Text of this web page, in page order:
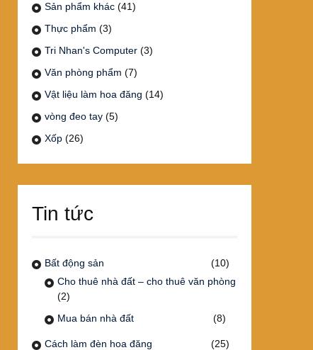
Sản phẩm khác (41)
Thực phẩm (3)
Tri Nhan's Computer (3)
Văn phòng phẩm (7)
Vật liệu làm hoa đăng (14)
vòng đeo tay (5)
Xốp (26)
Tin tức
Bất động sản
(10)
Cho thuê nhà đất – cho thuê văn phòng
(2)
Mua bán nhà đất
(8)
Cách làm đèn hoa đăng
(25)